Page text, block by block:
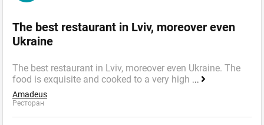
The best restaurant in Lviv, moreover even
Ukraine
The best restaurant in Lviv, moreover even Ukraine. The
food is exquisite and cooked to a very high ...
Amadeus
Ресторан